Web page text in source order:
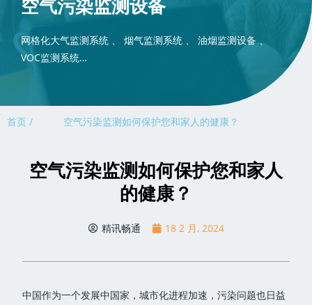
空气污染监测设备
网格化大气监测系统 、 烟气监测系统 、 油烟监测设备 、
VOC监测系统…
首页 / 空气污染监测如何保护您和家人的健康？
空气污染监测如何保护您和家人
的健康？
精讯畅通 18 2 月, 2024
中国作为一个发展中国家，城市化进程加速，污染问题也日益